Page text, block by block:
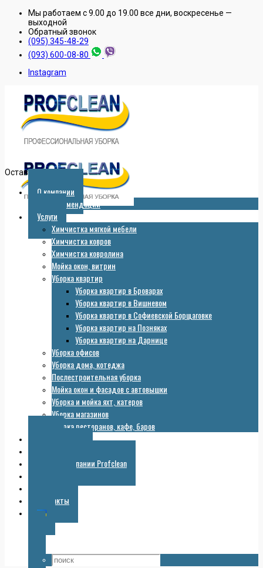
Мы работаем с 9.00 до 19.00 все дни, воскресенье —
выходной
Обратный звонок
(095) 345-48-29
(093) 600-08-80
Instagram
Оставить заявку
О компании
Рекомендации
Услуги
Химчистка мягкой мебели
Химчистка ковров
Химчистка ковролина
Мойка окон, витрин
Уборка квартир
Уборка квартир в Броварах
Уборка квартир в Вишневом
Уборка квартир в Софиевской Борщаговке
Уборка квартир на Позняках
Уборка квартир на Дарнице
Уборка офисов
Уборка дома, котеджа
Послестроительная уборка
Мойка окон и фасадов с автовышки
Уборка и мойка яхт, катеров
Уборка магазинов
Уборка ресторанов, кафе, баров
Галерея компании Profclean
Контакты